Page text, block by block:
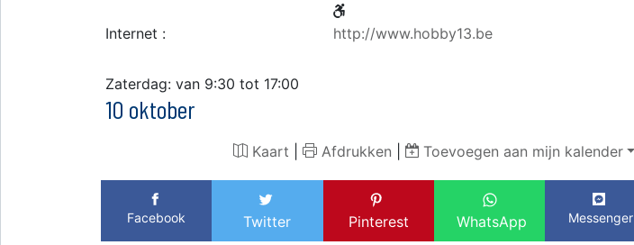
Internet : http://www.hobby13.be
Zaterdag: van 9:30 tot 17:00
10 oktober
Kaart Afdrukken Toevoegen aan mijn kalender
Facebook Twitter Pinterest WhatsApp Messenger